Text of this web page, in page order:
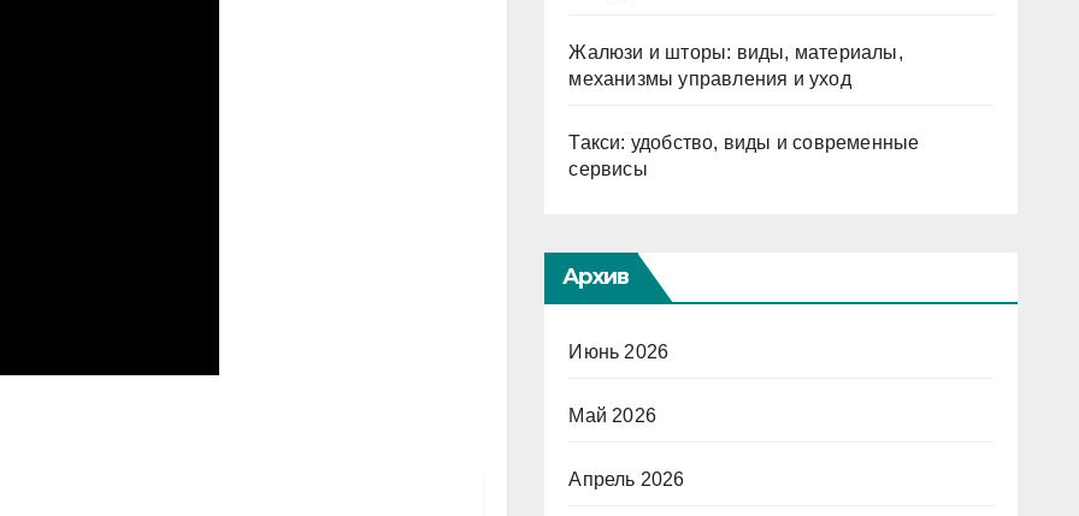
Жалюзи и шторы: виды, материалы,
механизмы управления и уход
Такси: удобство, виды и современные
сервисы
Архив
Июнь 2026
Май 2026
Апрель 2026